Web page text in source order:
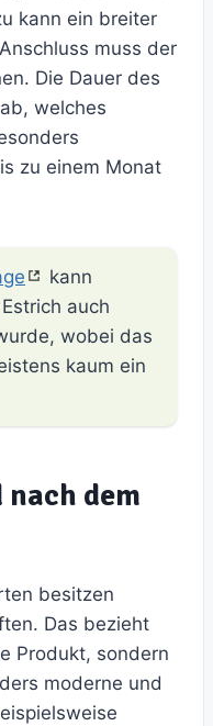
kann ein breiter
muss der
Die Dauer des
welches
zu einem Monat
kann
auch
wobei das
kaum ein
dem
besitzen
Das bezieht
Produkt, sondern
moderne und